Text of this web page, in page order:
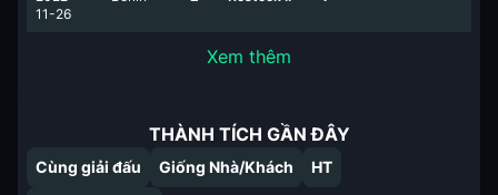
11-26
Xem thêm
THÀNH TÍCH GẦN ĐÂY
Cùng giải đấu Giống Nhà/Khách HT